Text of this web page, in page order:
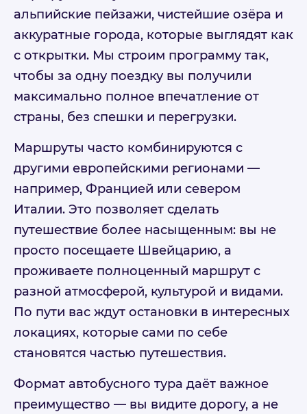
альпийские пейзажи, чистейшие озёра и
аккуратные города, которые выглядят как
с открытки. Мы строим программу так,
чтобы за одну поездку вы получили
максимально полное впечатление от
страны, без спешки и перегрузки.
Маршруты часто комбинируются с
другими европейскими регионами —
например, Францией или севером
Италии. Это позволяет сделать
путешествие более насыщенным: вы не
просто посещаете Швейцарию, а
проживаете полноценный маршрут с
разной атмосферой, культурой и видами.
По пути вас ждут остановки в интересных
локациях, которые сами по себе
становятся частью путешествия.
Формат автобусного тура даёт важное
преимущество — вы видите дорогу, а не